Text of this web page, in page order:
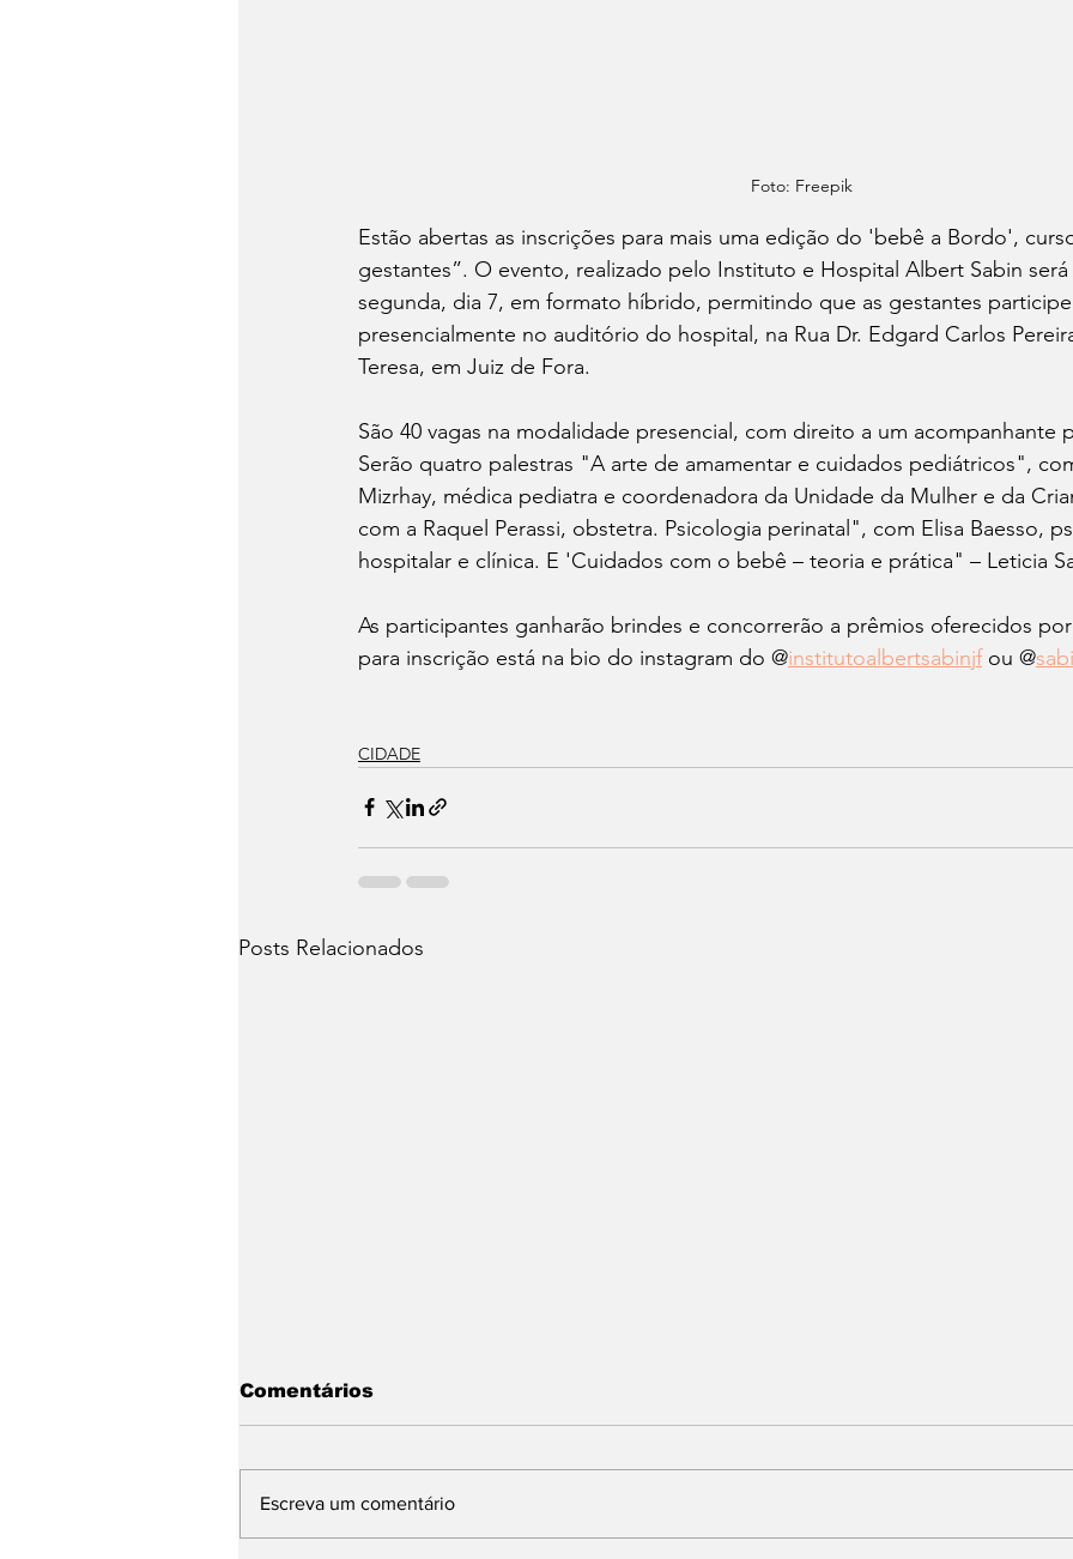
Foto: Freepik
Estão abertas as inscrições para mais uma edição do 'bebê a Bordo',
gestantes”. O evento, realizado pelo Instituto e Hospital Albert Sabin
segunda, dia 7, em formato híbrido, permitindo que as gestantes
presencialmente no auditório do hospital, na Rua Dr. Edgard Carlos
Teresa, em Juiz de Fora.
São 40 vagas na modalidade presencial, com direito a um acompanhante
Serão quatro palestras "A arte de amamentar e cuidados pediátricos",
Mizrhay, médica pediatra e coordenadora da Unidade da Mulher e da
com a Raquel Perassi, obstetra. Psicologia perinatal", com Elisa Baesso,
hospitalar e clínica. E 'Cuidados com o bebê – teoria e prática" – Leticia
As participantes ganharão brindes e concorrerão a prêmios oferecidos
para inscrição está na bio do instagram do @institutoalbertsabinjf ou @
CIDADE
Posts Relacionados
Comentários
Escreva um comentário